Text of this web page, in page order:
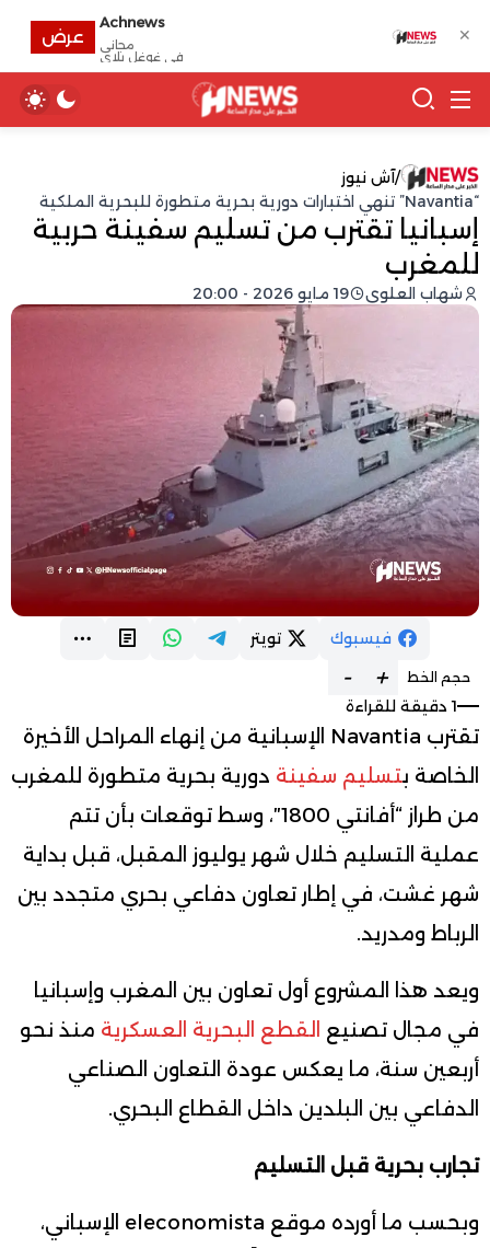
/آش نيوز
“Navantia” تنهي اختبارات دورية بحرية متطورة للبحرية الملكية
إسبانيا تقترب من تسليم سفينة حربية
للمغرب
شهاب العلوي 19 مايو 2026 - 20:00
فيسبوك تويتر
حجم الخط +
-
1 دقيقة للقراءة
تقترب Navantia الإسبانية من إنهاء المراحل الأخيرة
الخاصة بتسليم سفينة دورية بحرية متطورة للمغرب
من طراز “أفانتي 1800″، وسط توقعات بأن تتم
عملية التسليم خلال شهر يوليوز المقبل، قبل بداية
شهر غشت، في إطار تعاون دفاعي بحري متجدد بين
الرباط ومدريد.
ويعد هذا المشروع أول تعاون بين المغرب وإسبانيا
في مجال تصنيع القطع البحرية العسكرية منذ نحو
أربعين سنة، ما يعكس عودة التعاون الصناعي
الدفاعي بين البلدين داخل القطاع البحري.
تجارب بحرية قبل التسليم
وبحسب ما أورده موقع eleconomista الإسباني،
✕
Achnews
مجانى
في غوغل بلاي
عرض